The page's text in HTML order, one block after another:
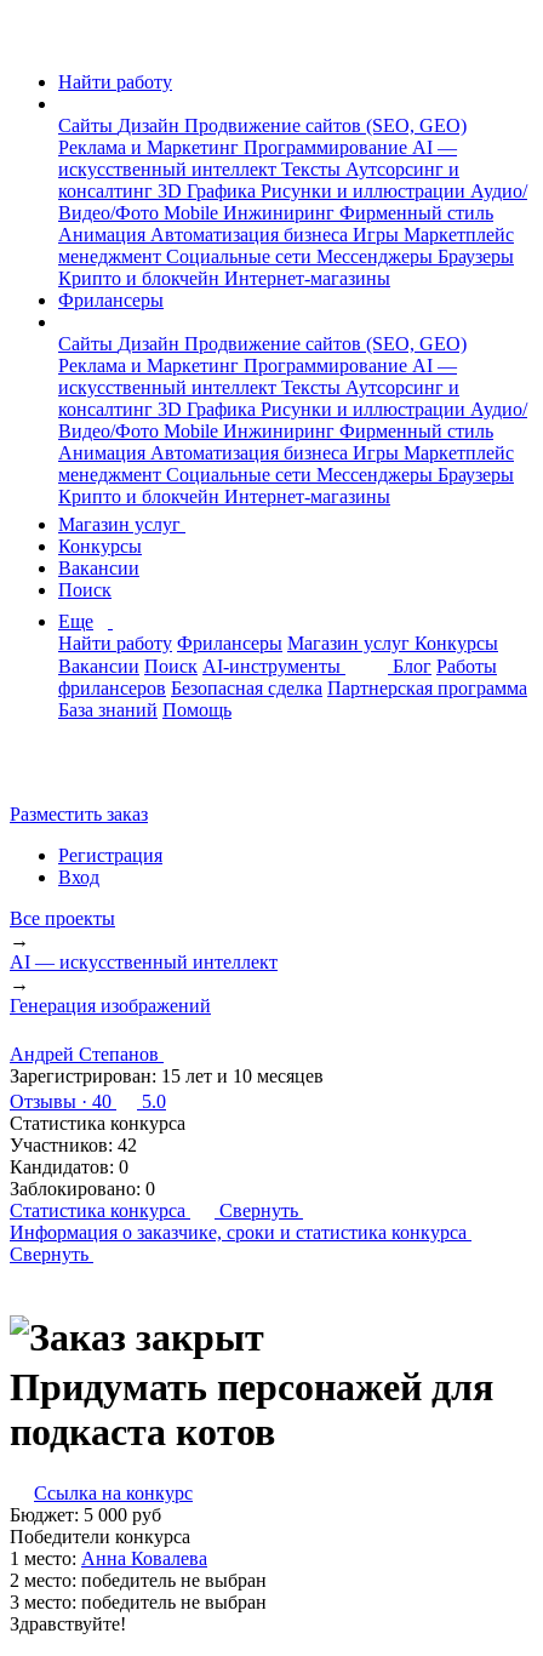
Найти работу
Сайты Дизайн Продвижение сайтов (SEO, GEO)
Реклама и Маркетинг Программирование AI —
искусственный интеллект Тексты Аутсорсинг и
консалтинг 3D Графика Рисунки и иллюстрации Аудио/
Видео/Фото Mobile Инжиниринг Фирменный стиль
Анимация Автоматизация бизнеса Игры Маркетплейс
менеджмент Социальные сети Мессенджеры Браузеры
Крипто и блокчейн Интернет-магазины
Фрилансеры
Сайты Дизайн Продвижение сайтов (SEO, GEO)
Реклама и Маркетинг Программирование AI —
искусственный интеллект Тексты Аутсорсинг и
консалтинг 3D Графика Рисунки и иллюстрации Аудио/
Видео/Фото Mobile Инжиниринг Фирменный стиль
Анимация Автоматизация бизнеса Игры Маркетплейс
менеджмент Социальные сети Мессенджеры Браузеры
Крипто и блокчейн Интернет-магазины
Магазин услуг
Конкурсы
Вакансии
Поиск
Еще
Найти работу Фрилансеры Магазин услуг Конкурсы
Вакансии Поиск AI-инструменты Блог Работы
фрилансеров Безопасная сделка Партнерская программа
База знаний Помощь
Разместить заказ
Регистрация
Вход
Все проекты
→
AI — искусственный интеллект
→
Генерация изображений
Андрей Степанов
Зарегистрирован: 15 лет и 10 месяцев
Отзывы · 40
5.0
Статистика конкурса
Участников: 42
Кандидатов: 0
Заблокировано: 0
Статистика конкурса
Свернуть
Информация о заказчике, сроки и статистика конкурса
Свернуть
Придумать персонажей для
подкаста котов
Ссылка на конкурс
Бюджет: 5 000 руб
Победители конкурса
1 место: Ан­на Ко­вале­ва
2 место: победитель не выбран
3 место: победитель не выбран
Здравствуйте!